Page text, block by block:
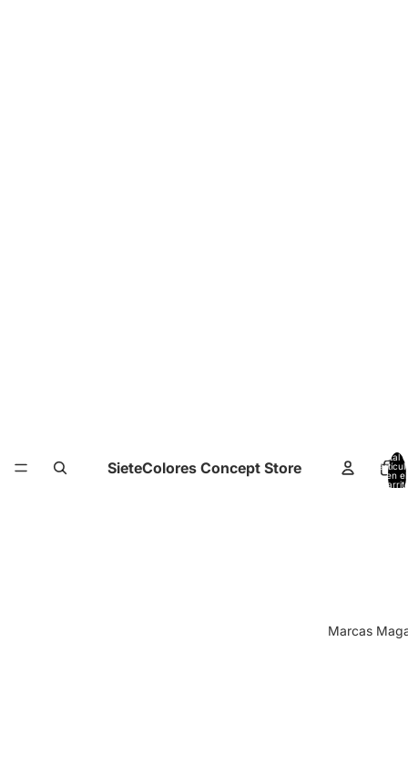
Marcas
SieteColores Concept Store
Total
en el